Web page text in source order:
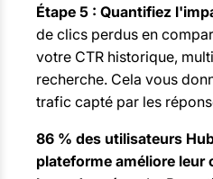
Étape 5 : Quantifiez
de clics perdus en
votre CTR historique,
recherche. Cela vous
trafic capté par les
86 % des utilisateurs
plateforme améliore leur